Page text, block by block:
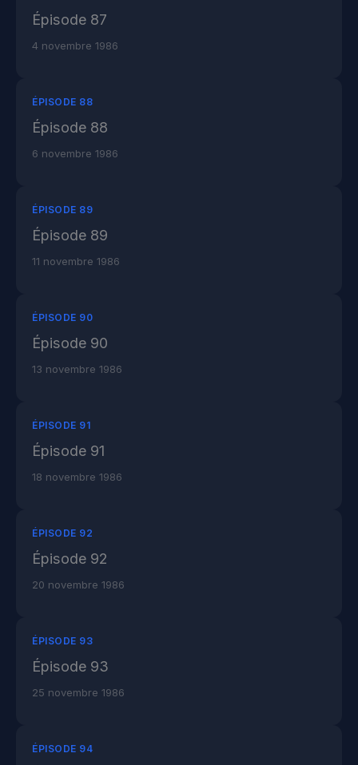
Épisode 87
4 novembre 1986
ÉPISODE 88
Épisode 88
6 novembre 1986
ÉPISODE 89
Épisode 89
11 novembre 1986
ÉPISODE 90
Épisode 90
13 novembre 1986
ÉPISODE 91
Épisode 91
18 novembre 1986
ÉPISODE 92
Épisode 92
20 novembre 1986
ÉPISODE 93
Épisode 93
25 novembre 1986
ÉPISODE 94